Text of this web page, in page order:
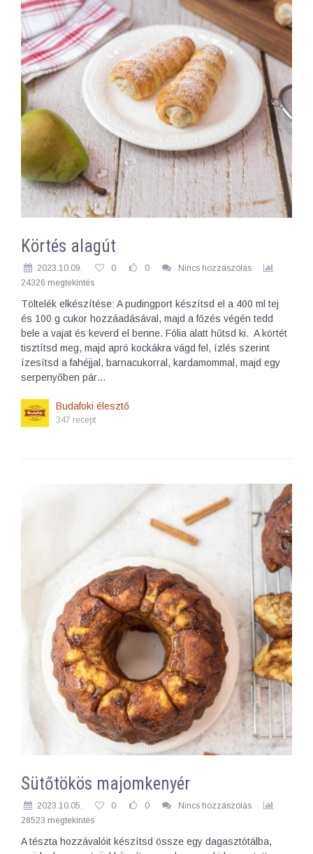
Körtés alagút
2023.10.09. 0 0
Nincs hozzászólás
24326 megtekintés
Töltelék elkészítése: A pudingport készítsd el a 400 ml tej
és 100 g cukor hozzáadásával, majd a főzés végén tedd
bele a vajat és keverd el benne. Fólia alatt hűtsd ki. A körtét
tisztítsd meg, majd apró kockákra vágd fel, ízlés szerint
ízesítsd a fahéjjal, barnacukorral, kardamommal, majd egy
serpenyőben pár…
Budafoki élesztő
347 recept
Sütőtökös majomkenyér
2023.10.05. 0 0
Nincs hozzászólás
28523 megtekintés
A tészta hozzávalóit készítsd össze egy dagasztótálba,